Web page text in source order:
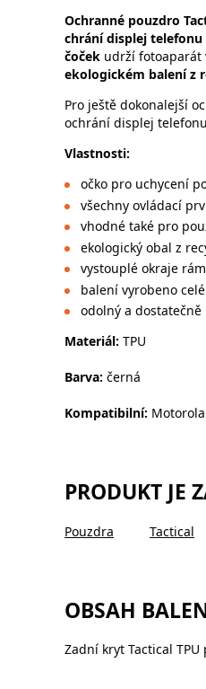
Ochranné pouzdro
chrání displej telefonu
čoček udrží fotoaparát
ekologickém balení z
Pro ještě dokonalejší
ochrání displej
očko pro uchycení
všechny ovládací
vhodné také pro
ekologický obal z
vystouplé okraje
balení vyrobeno
odolný a
Materiál: TPU
Barva: černá
Kompatibilní:
PRODUKT JE
Pouzdra Tactical
OBSAH
Zadní kryt Tactical